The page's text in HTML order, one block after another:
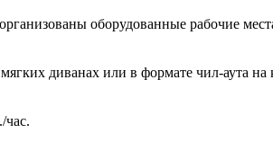
оборудованные рабочие
диванах или в формате чил-аута
час.